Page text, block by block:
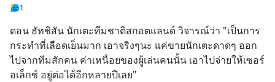
1
ดอน ฮัทชิสัน นักเตะทีมชาติสกอตแลนด์ วิจารณ์ว่า "เป็นการ
กระทำที่เลือดเย็นมาก เอาจริงๆนะ แค่ขายนักเตะดาดๆ ออก
ไปจากทีมสักคน ค่าเหนื่อยของผู้เล่นคนนั้น เอาไปจ่ายให้เซอร์
อเล็กซ์ อยู่ต่อได้อีกหลายปีเลย"